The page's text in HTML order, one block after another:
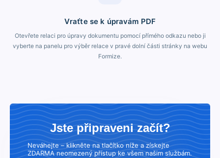
Vraťte se k úpravám PDF
Otevřete relaci pro úpravy dokumentu pomocí přímého odkazu nebo ji
vyberte na panelu pro výběr relace v pravé dolní části stránky na webu
Formize.
Jste připraveni začít?
Neváhejte – klikněte na tlačítko níže a získejte
ZDARMA neomezený přístup ke všem našim službám.